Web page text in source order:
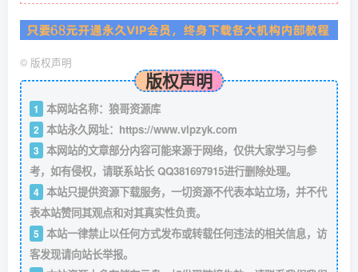
© 版权声明
版权声明
1 本网站名称：狼哥资源库
2 本站永久网址： https://www.vipzyk.com
3 本网站的文章部分内容可能来源于网络，仅供大家学习与参
考，如有侵权，请联系站长 QQ381697915进行删除处理。
4 本站只提供资源下载服务，一切资源不代表本站立场，并不代
表本站赞同其观点和对其真实性负责。
5 本站一律禁止以任何方式发布或转载任何违法的相关信息，访
客发现请向站长举报。